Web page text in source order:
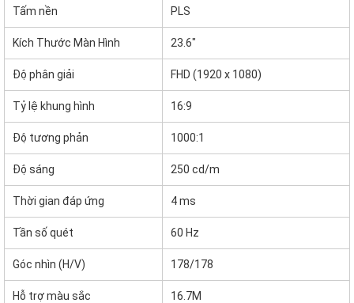
Tấm nền PLS
Kích Thước Màn Hình 23.6"
Độ phân giải FHD (1920 x 1080)
Tỷ lệ khung hình 16:9
Độ tương phản 1000:1
Độ sáng 250 cd/m
Thời gian đáp ứng 4 ms
Tần số quét 60 Hz
Góc nhìn (H/V) 178/178
Hỗ trợ màu sắc 16.7M